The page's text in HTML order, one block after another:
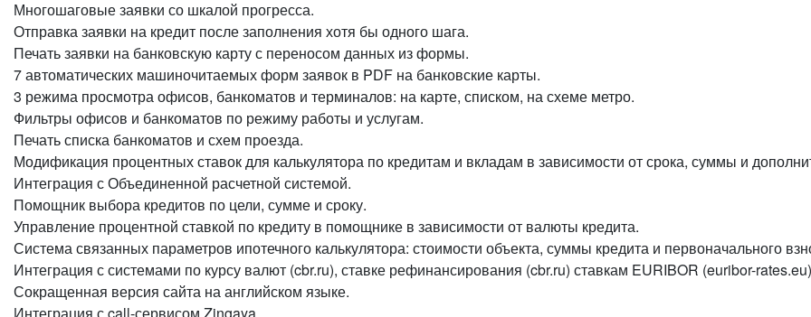
Многошаговые заявки со шкалой прогресса.
Отправка заявки на кредит после заполнения хотя бы одного шага.
Печать заявки на банковскую карту с переносом данных из формы.
7 автоматических машиночитаемых форм заявок в PDF на банковские карты.
3 режима просмотра офисов, банкоматов и терминалов: на карте, списком, на схеме метро.
Фильтры офисов и банкоматов по режиму работы и услугам.
Печать списка банкоматов и схем проезда.
Модификация процентных ставок для калькулятора по кредитам и вкладам в зависимости от срока, суммы и
Интеграция с Объединенной расчетной системой.
Помощник выбора кредитов по цели, сумме и сроку.
Управление процентной ставкой по кредиту в помощнике в зависимости от валюты кредита.
Система связанных параметров ипотечного калькулятора: стоимости объекта, суммы кредита и первоначального
Интеграция с системами по курсу валют (cbr.ru), ставке рефинансирования (cbr.ru) ставкам EURIBOR (euribor-
Сокращенная версия сайта на английском языке.